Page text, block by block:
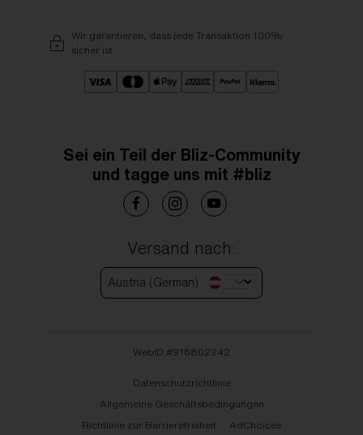
Wir garantieren, dass jede Transaktion 100%
sicher ist
Sei ein Teil der Bliz-Community
und tagge uns mit #bliz
Versand nach:
Austria (German)
WebID #916802242
Datenschutzrichtlinie
Allgemeine Geschäftsbedingungen
Richtlinie zur Barrierefreiheit
AdChoices